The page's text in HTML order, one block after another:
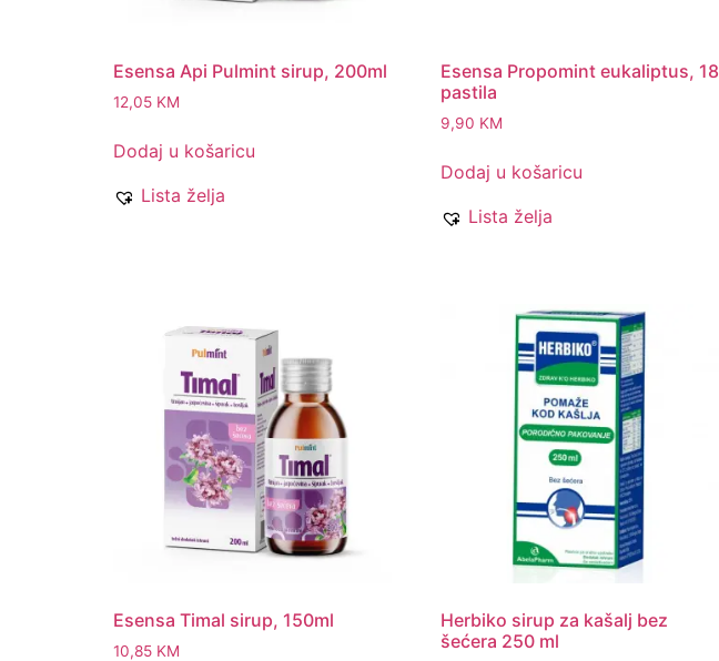
Esensa Api Pulmint sirup, 200ml
12,05 KM
Dodaj u košaricu
Lista želja
Esensa Propomint eukaliptus, 18
pastila
9,90 KM
Dodaj u košaricu
Lista želja
Esensa Timal sirup, 150ml
10,85 KM
Herbiko sirup za kašalj bez
šećera 250 ml